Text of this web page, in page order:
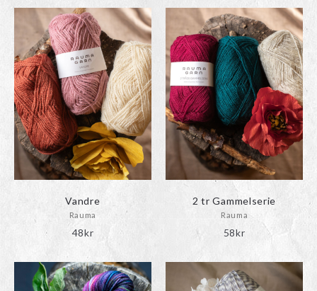
Vandre
Rauma
48kr
2 tr Gammelserie
Rauma
58kr